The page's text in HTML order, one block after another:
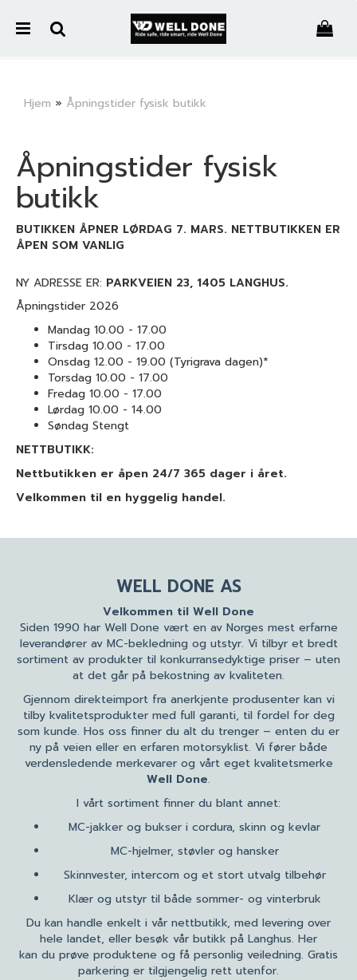
Hjem » Åpningstider fysisk butikk
Åpningstider fysisk
butikk
BUTIKKEN ÅPNER LØRDAG 7. MARS. NETTBUTIKKEN ER
ÅPEN SOM VANLIG
NY ADRESSE ER: PARKVEIEN 23, 1405 LANGHUS.
Åpningstider 2026
Mandag 10.00 - 17.00
Tirsdag 10.00 - 17.00
Onsdag 12.00 - 19.00 (Tyrigrava dagen)*
Torsdag 10.00 - 17.00
Fredag 10.00 - 17.00
Lørdag 10.00 - 14.00
Søndag Stengt
NETTBUTIKK:
Nettbutikken er åpen 24/7 365 dager i året.
Velkommen til en hyggelig handel.
WELL DONE AS
Velkommen til Well Done
Siden 1990 har Well Done vært en av Norges mest erfarne
leverandører av MC-bekledning og utstyr. Vi tilbyr et bredt
sortiment av produkter til konkurransedyktige priser – uten
at det går på bekostning av kvaliteten.
Gjennom direkteimport fra anerkjente produsenter kan vi
tilby kvalitetsprodukter med full garanti, til fordel for deg
som kunde. Hos oss finner du alt du trenger – enten du er
ny på veien eller en erfaren motorsyklist. Vi fører både
verdensledende merkevarer og vårt eget kvalitetsmerke
Well Done.
I vårt sortiment finner du blant annet:
MC-jakker og bukser i cordura, skinn og kevlar
MC-hjelmer, støvler og hansker
Skinnvester, intercom og et stort utvalg tilbehør
Klær og utstyr til både sommer- og vinterbruk
Du kan handle enkelt i vår nettbutikk, med levering over
hele landet, eller besøk vår butikk på Langhus. Her
kan du prøve produktene og få personlig veiledning. Gratis
parkering er tilgjengelig rett utenfor.
Trykk ENTER for å søke